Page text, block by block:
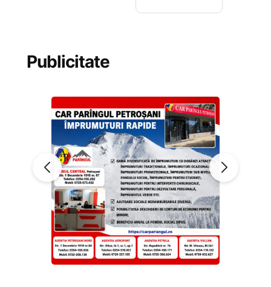
Publicitate